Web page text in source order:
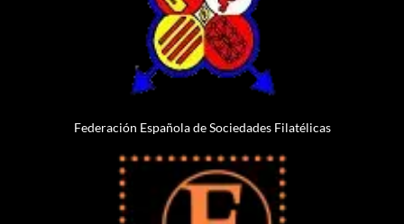
Federación Española de Sociedades Filatélicas